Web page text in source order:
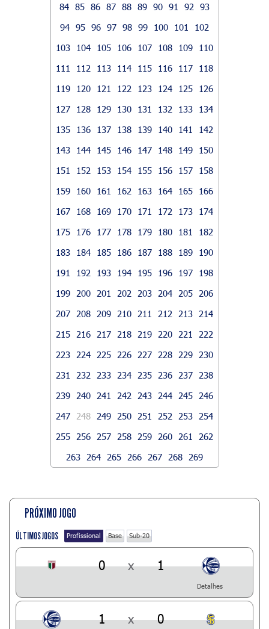
84 85 86 87 88 89 90 91 92
93
94 95 96 97 98 99 100 101
102
103
104 105 106 107 108 109
110
111
112 113 114 115 116 117
118
119
120 121 122 123 124 125
126
127
128 129 130 131 132 133
134
135
136 137 138 139 140 141
142
143
144 145 146 147 148 149
150
151
152 153 154 155 156 157
158
159
160 161 162 163 164 165
166
167
168 169 170 171 172 173
174
175
176 177 178 179 180 181
182
183
184 185 186 187 188 189
190
191
192 193 194 195 196 197
198
199
200 201 202 203 204 205
206
207
208 209 210 211 212 213
214
215
216 217 218 219 220 221
222
223
224 225 226 227 228 229
230
231
232 233 234 235 236 237
238
239
240 241 242 243 244 245
246
247
248 249 250 251 252 253
254
255
256 257 258 259 260 261
262
263
264 265 266 267 268 269
PRÓXIMO JOGO
ÚLTIMOS JOGOS Profissional Base Sub-20
0 x 1
Detalhes
1 x 0